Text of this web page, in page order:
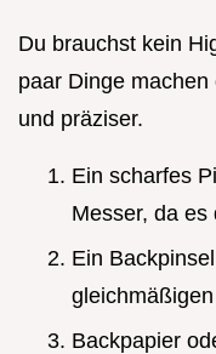
Du brauchst kein
paar Dinge
und präziser.
Ein scharfes
Messer, da es
Ein
Backpapier